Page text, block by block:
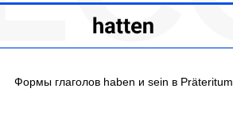
Формы глаголов haben и sein в Präteritum